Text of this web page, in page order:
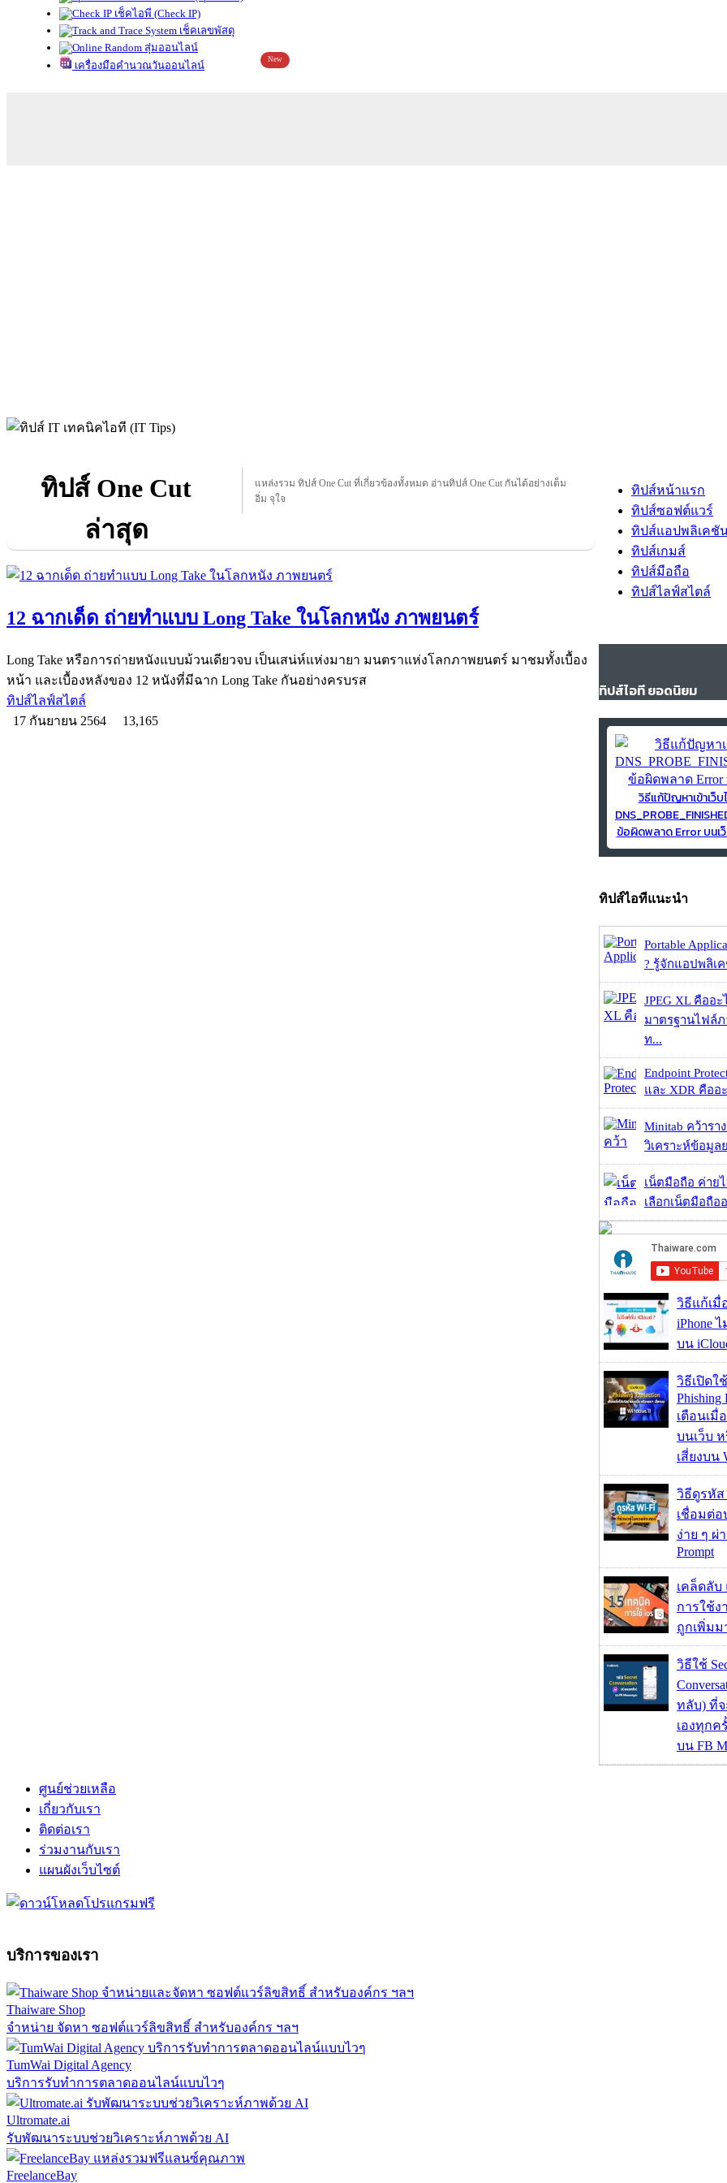
เช็คไอพี (Check IP)
เช็คเลขพัสดุ
สุ่มออนไลน์
เครื่องมือคำนวณวันออนไลน์
New
ทิปส์ One Cut
ล่าสุด
แหล่งรวม ทิปส์ One Cut ที่เกี่ยวข้องทั้งหมด อ่านทิปส์ One Cut กันได้อย่างเต็ม
อิ่ม จุใจ
12 ฉากเด็ด ถ่ายทำแบบ Long Take ในโลกหนัง ภาพยนตร์
Long Take หรือการถ่ายหนังแบบม้วนเดียวจบ เป็นเสน่ห์แห่งมายา มนตราแห่งโลกภาพยนตร์ มาชมทั้งเบื้อง
หน้า และเบื้องหลังของ 12 หนังที่มีฉาก Long Take กันอย่างครบรส
ทิปส์ไลฟ์สไตล์
17 กันยายน 2564
13,165
ทิปส์หน้าแรก
ทิปส์ซอฟต์แวร์
ทิปส์แอปพลิเคชั
ทิปส์เกมส์
ทิปส์มือถือ
ทิปส์ไลฟ์สไตล์
ทิปส์ไอที ยอดนิยม
วิธีแก้ปัญหาเข้าเว็บ
ข้อผิดพลาด Error บนเว็
ทิปส์ไอทีแนะนำ
Portable
? รู้จักแอปพลิเ
JPEG XL คืออะ
มาตรฐานไฟล์
ท...
Endpoint
และ XDR คืออ
Minitab คว้ารา
วิเคราะห์ข้อมูล
เน็ตมือถือ ค่าย
เลือกเน็ตมือถือ
วิธีแก้เ
iPhone
บน
วิธีเปิดใ
Phishing
เตือนเมื่
บนเว็บ
เสี่ยงบน
วิธีดูรหัส
เชื่อมต่อ
ง่าย ๆ ผ่
Prompt
เคล็ดลับ
การใช้ง
ถูกเพิ่มม
วิธีใช้
ทลับ) ที่
เองทุกค
บน FB
ศูนย์ช่วยเหลือ
เกี่ยวกับเรา
ติดต่อเรา
ร่วมงานกับเรา
แผนผังเว็บไซต์
บริการของเรา
Thaiware Shop
จำหน่าย จัดหา ซอฟต์แวร์ลิขสิทธิ์ สำหรับองค์กร ฯลฯ
TumWai Digital Agency
บริการรับทำการตลาดออนไลน์แบบไวๆ
Ultromate.ai
รับพัฒนาระบบช่วยวิเคราะห์ภาพด้วย AI
FreelanceBay